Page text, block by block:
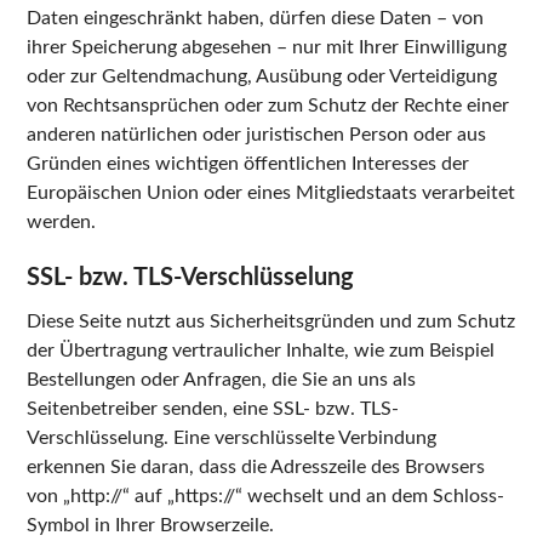
Daten eingeschränkt haben, dürfen diese Daten – von
ihrer Speicherung abgesehen – nur mit Ihrer Einwilligung
oder zur Geltendmachung, Ausübung oder Verteidigung
von Rechtsansprüchen oder zum Schutz der Rechte einer
anderen natürlichen oder juristischen Person oder aus
Gründen eines wichtigen öffentlichen Interesses der
Europäischen Union oder eines Mitgliedstaats verarbeitet
werden.
SSL- bzw. TLS-Verschlüsselung
Diese Seite nutzt aus Sicherheitsgründen und zum Schutz
der Übertragung vertraulicher Inhalte, wie zum Beispiel
Bestellungen oder Anfragen, die Sie an uns als
Seitenbetreiber senden, eine SSL- bzw. TLS-
Verschlüsselung. Eine verschlüsselte Verbindung
erkennen Sie daran, dass die Adresszeile des Browsers
von „http://“ auf „https://“ wechselt und an dem Schloss-
Symbol in Ihrer Browserzeile.